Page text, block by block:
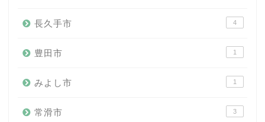
長久手市 4
豊田市 1
みよし市 1
常滑市 3